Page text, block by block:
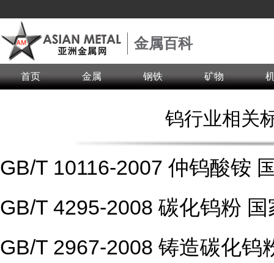
金属百科
首页 金属 钢铁 矿物
钨行业相关
GB/T 10116-2007 仲钨酸铵
GB/T 4295-2008 碳化钨粉
GB/T 2967-2008 铸造碳化钨